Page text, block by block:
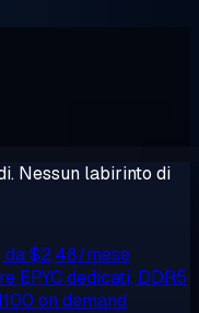
Nessun labirinto di
da $2,48/mese
EPYC dedicati, DDR5
on demand